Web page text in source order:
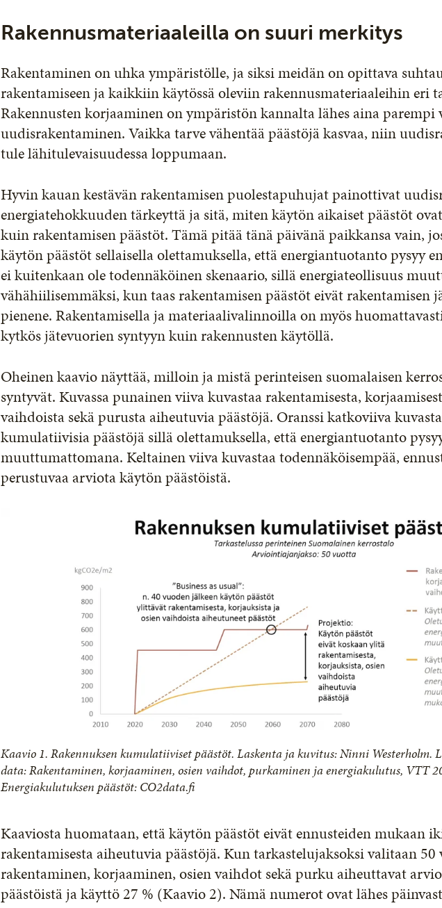
Rakennusmateriaaleilla on suuri merkitys
Rakentaminen on uhka ympäristölle, ja siksi meidän on opittava
rakentamiseen ja kaikkiin käytössä oleviin rakennusmateriaaleihin eri
Rakennusten korjaaminen on ympäristön kannalta lähes aina
uudisrakentaminen. Vaikka tarve vähentää päästöjä kasvaa, niin
tule lähitulevaisuudessa loppumaan.
Hyvin kauan kestävän rakentamisen puolestapuhujat painottivat
energiatehokkuuden tärkeyttä ja sitä, miten käytön aikaiset päästöt
kuin rakentamisen päästöt. Tämä pitää tänä päivänä paikkansa vain,
käytön päästöt sellaisella olettamuksella, että energiantuotanto pysyy
ei kuitenkaan ole todennäköinen skenaario, sillä energiateollisuus
vähähiilisemmäksi, kun taas rakentamisen päästöt eivät rakentamisen
pienene. Rakentamisella ja materiaalivalinnoilla on myös
kytkös jätevuorien syntyyn kuin rakennusten käytöllä.
Oheinen kaavio näyttää, milloin ja mistä perinteisen suomalaisen
syntyvät. Kuvassa punainen viiva kuvastaa rakentamisesta,
vaihdoista sekä purusta aiheutuvia päästöjä. Oranssi katkoviiva
kumulatiivisia päästöjä sillä olettamuksella, että energiantuotanto
muuttumattomana. Keltainen viiva kuvastaa todennäköisempää,
perustuvaa arviota käytön päästöistä.
Kaavio 1. Rakennuksen kumulatiiviset päästöt. Laskenta ja kuvitus: Ninni Westerholm.
data: Rakentaminen, korjaaminen, osien vaihdot, purkaminen ja energiakulutus, VTT
Energiakulutuksen päästöt: CO2data.fi
Kaaviosta huomataan, että käytön päästöt eivät ennusteiden mukaan
rakentamisesta aiheutuvia päästöjä. Kun tarkastelujaksoksi valitaan 50
rakentaminen, korjaaminen, osien vaihdot sekä purku aiheuttavat
päästöistä ja käyttö 27 % (Kaavio 2). Nämä numerot ovat lähes